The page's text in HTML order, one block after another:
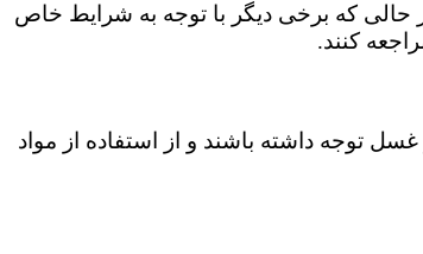
حالی که برخی دیگر با توجه به شرایط خاص
کنند.
توجه داشته باشند و از استفاده از مواد